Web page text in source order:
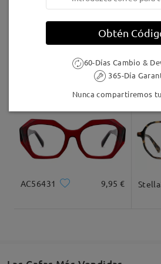
vous n'êtes pas entièrement
lunettes, vous pouvez les
rembourser dans les 60 jours
réception. Seuls les frais de
Bril besteld maar bevalt niet
Froukje Van der Veenon Jul 19 , 2026
Firmoo'sreply Jul 20 , 2026
24,95 €
AC56431 9,95 €
Obtén
60-Días Cambio &
365-Día
Nunca compartiremos